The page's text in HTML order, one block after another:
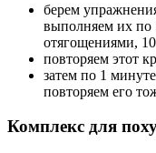
берем
выполняем их по
отягощениями,
повторяем этот
затем по 1
повторяем его
Комплекс для